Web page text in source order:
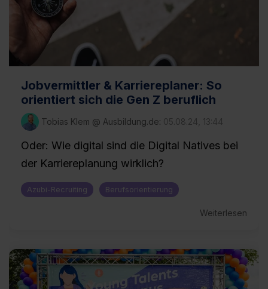
Jobvermittler & Karriereplaner: So
orientiert sich die Gen Z beruflich
Tobias Klem @ Ausbildung.de: 05.08.24, 13:44
Oder: Wie digital sind die Digital Natives bei
der Karriereplanung wirklich?
Azubi-Recruiting Berufsorientierung
Weiterlesen